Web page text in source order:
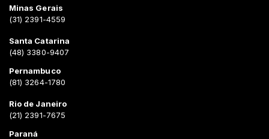
Minas Gerais
(31) 2391-4559
Santa Catarina
(48) 3380-9407
Pernambuco
(81) 3264-1780
Rio de Janeiro
(21) 2391-7675
Paraná